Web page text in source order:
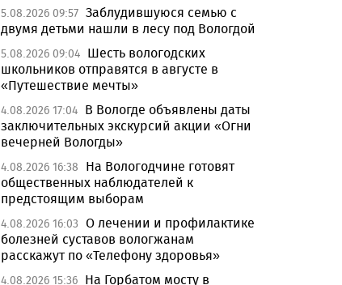
5.08.2026 09:57 Заблудившуюся семью с
двумя детьми нашли в лесу под Вологдой
5.08.2026 09:04 Шесть вологодских
школьников отправятся в августе в
«Путешествие мечты»
4.08.2026 17:04 В Вологде объявлены даты
заключительных экскурсий акции «Огни
вечерней Вологды»
4.08.2026 16:38
На Вологодчине готовят
общественных наблюдателей к
предстоящим выборам
4.08.2026 16:03 О лечении и профилактике
болезней суставов вологжанам
расскажут по «Телефону здоровья»
4.08.2026 15:36 На Горбатом мосту в